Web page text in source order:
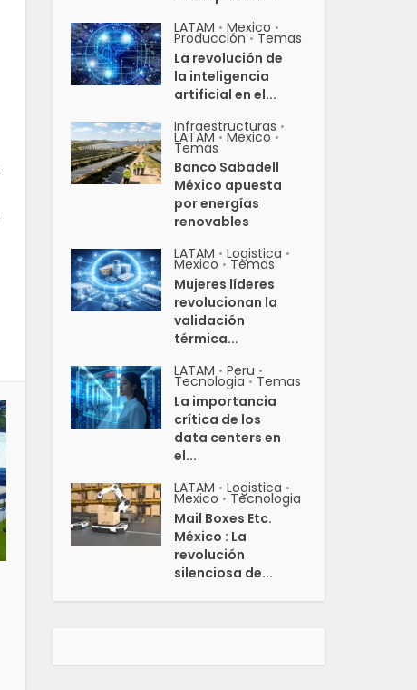
LATAM • Mexico •
Producción • Temas
La revolución de
la inteligencia
artificial en el...
Infraestructuras •
LATAM • Mexico •
Temas
Banco Sabadell
México apuesta
por energías
renovables
LATAM • Logistica •
Mexico • Temas
Mujeres líderes
revolucionan la
validación
térmica...
LATAM • Peru •
Tecnologia • Temas
La importancia
crítica de los
data centers en
el...
LATAM • Logistica •
Mexico • Tecnologia
Mail Boxes Etc.
México : La
revolución
silenciosa de...